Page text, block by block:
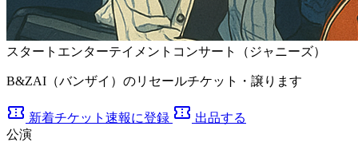
スタートエンターテイメントコンサート（ジャニーズ）
B&ZAI（バンザイ）のリセールチケット・譲ります
confirmation_number 新着チケット速報に登録 confirmation_number 出品する
公演